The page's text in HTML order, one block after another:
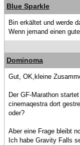
Blue Sparkle
Bin erkältet und werde
Wenn jemand einen
Dominoma
Gut, OK,kleine
Der GF-Marathon
cinemaqestra dort
oder?
Aber eine Frage bleibt
Ich habe Gravity Falls